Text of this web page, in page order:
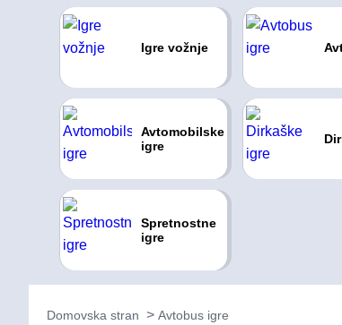
Igre vožnje
Avtomobilske
igre
Spretnostne
igre
Domovska stran Avtobus igre